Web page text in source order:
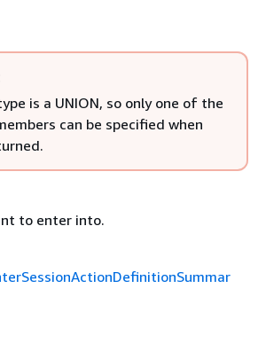
is a UNION, so only one of the
can be specified when
to enter into.